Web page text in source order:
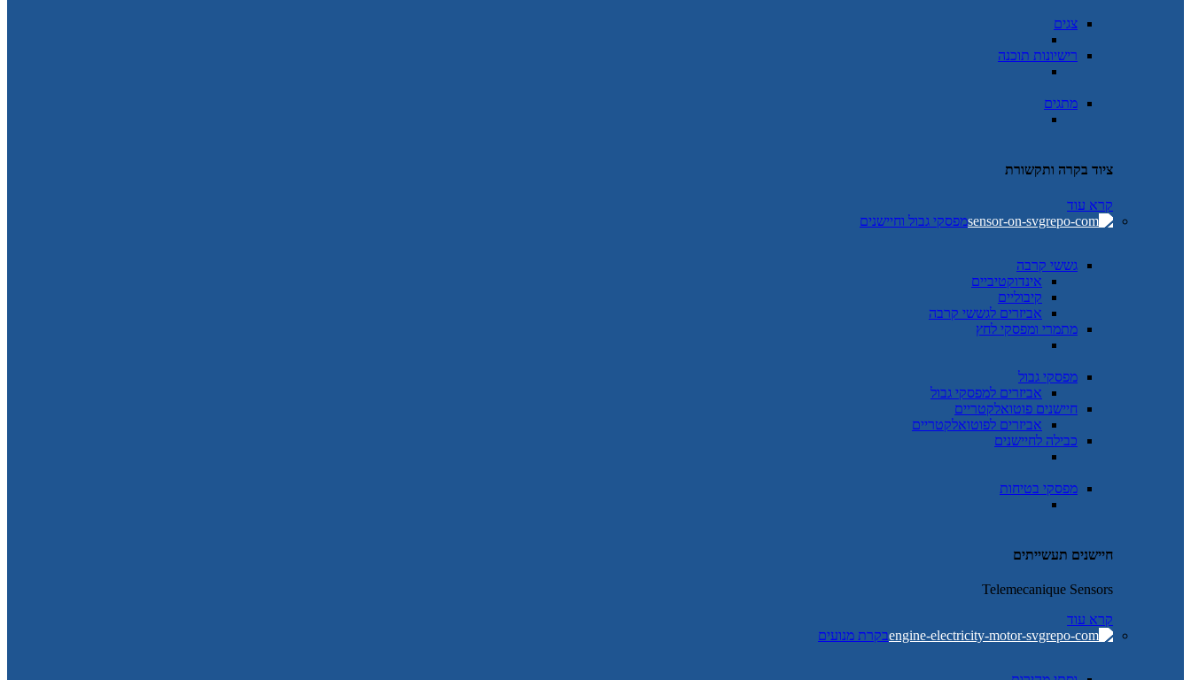
צגים
רישיונות תוכנה
מתגים
ציוד בקרה ותקשורת
קרא עוד
מפסקי גבול וחיישנים
גששי קרבה
אינדוקטיביים
קיבוליים
אביזרים לגששי קרבה
מתמרי ומפסקי לחץ
מפסקי גבול
אביזרים למפסקי גבול
חיישנים פוטואלקטריים
אביזרים לפוטואלקטריים
כבילה לחיישנים
מפסקי בטיחות
חיישנים תעשייתים
Telemecanique Sensors
קרא עוד
בקרת מנועים